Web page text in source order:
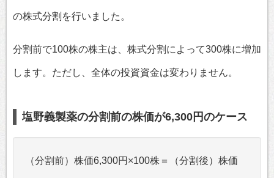
の株式分割を行いました。
分割前で100株の株主は、株式分割によって300株に増加
します。ただし、全体の投資資金は変わりません。
塩野義製薬の分割前の株価が6,300円のケース
（分割前）株価6,300円×100株＝（分割後）株価